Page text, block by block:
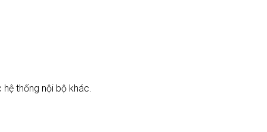
thống nội bộ khác.